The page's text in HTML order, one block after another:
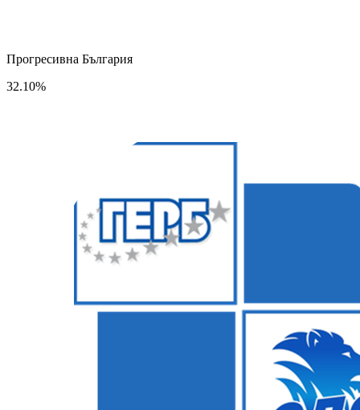
Прогресивна България
32.10%